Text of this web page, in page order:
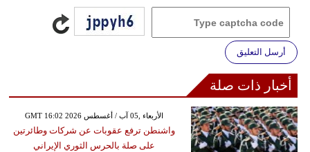
أرسل التعليق
أخبار ذات صلة
GMT 16:02 2026 الأربعاء ,05 آب / أغسطس
واشنطن ترفع عقوبات عن شركات وطائرتين
على صلة بالحرس الثوري الإيراني